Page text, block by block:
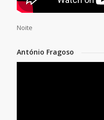
Noite
António Fragoso